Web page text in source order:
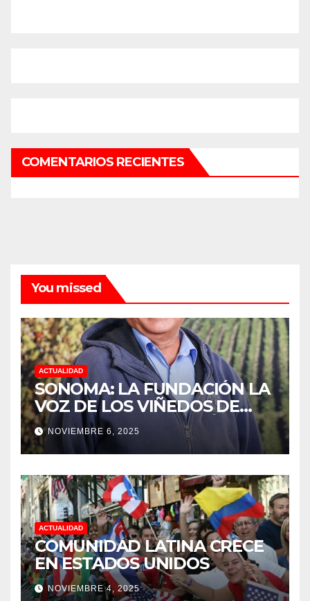
COMENTARIOS RECIENTES
You missed
ACTUALIDAD
SONOMA: LA FUNDACIÓN LA
VOZ DE LOS VIÑEDOS DE
SONOMA, RECONOCIÓ A LOS
TRABAJADORES DEL MES DE
FEBRERO POR SU GRAN
TRABAJO EN LA PODA DE
UVAS
NOVIEMBRE 6, 2025
ACTUALIDAD
COMUNIDAD LATINA CRECE
EN ESTADOS UNIDOS
NOVIEMBRE 4, 2025